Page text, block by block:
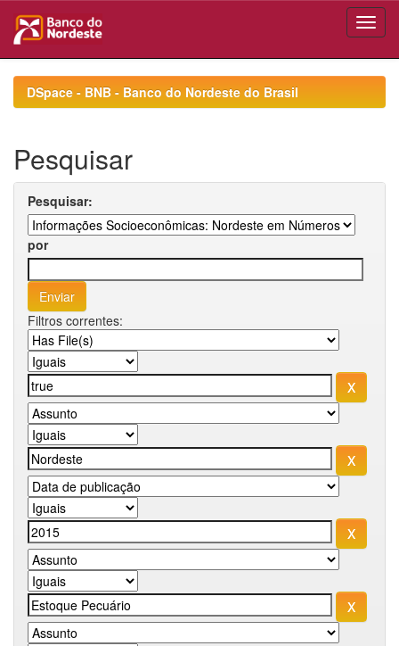
navigationDSpace - BNB - Banco do Nordeste do Brasil
Pesquisar
Pesquisar:
por
Filtros correntes: